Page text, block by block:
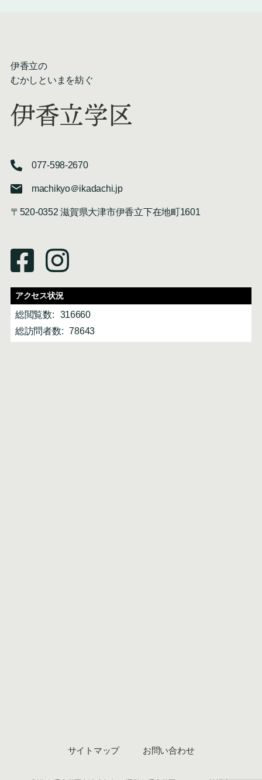
伊香立の
むかしといまを紡ぐ
伊香立学区
077-598-2670
machikyo＠ikadachi.jp
〒520-0352 滋賀県大津市伊香立下在地町1601
アクセス状況
総閲覧数:
316660
総訪問者数:
78643
サイトマップ お問い合わせ